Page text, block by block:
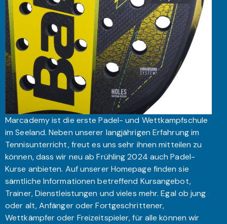
Marcademy ist die erste Padel- und Wettkampfschule
im Seeland. Neben unserer langjährigen Erfahrung im
Tennisunterricht, freut es uns sehr ihnen mitteilen zu
können, dass wir neu ab Frühling 2024 auch Padel-
Kurse anbieten. Auf unserer Homepage finden sie
sämtliche Informationen betreffend Kursangebot,
Trainer, Dienstleistungen und vieles mehr. Egal ob jung
oder alt, Anfänger oder Fortgeschrittener,
Wettkämpfer oder Freizeitspieler, für alle können wir